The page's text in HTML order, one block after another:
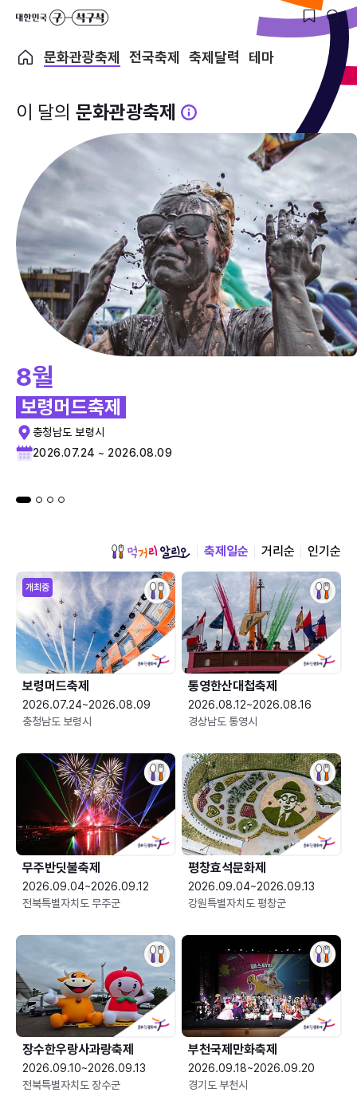
문화관광축제 전국축제 축제달력 테마
이 달의 문화관광축제
8월
보령머드축제
충청남도 보령시
2026.07.24 ~ 2026.08.09
축제일순 거리순 인기순
개최중
보령머드축제
2026.07.24~2026.08.09
충청남도 보령시
통영한산대첩축제
2026.08.12~2026.08.16
경상남도 통영시
무주반딧불축제
2026.09.04~2026.09.12
전북특별자치도 무주군
평창효석문화제
2026.09.04~2026.09.13
강원특별자치도 평창군
장수한우랑사과랑축제
2026.09.10~2026.09.13
전북특별자치도 장수군
부천국제만화축제
2026.09.18~2026.09.20
경기도 부천시